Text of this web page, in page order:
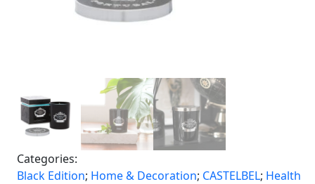
Categories:
Black Edition; Home & Decoration; CASTELBEL; Health